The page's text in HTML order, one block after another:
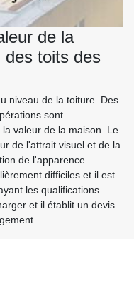
de la
des toits des
niveau de la toiture. Des
sont
valeur de la maison. Le
de l'attrait visuel et de la
de l'apparence
difficiles et il est
les qualifications
et il établit un devis